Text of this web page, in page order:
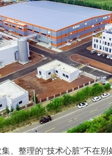
、整理的“技术心脏”不在